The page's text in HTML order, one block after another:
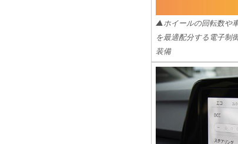
▲ホイールの回転数や
を最適配分する電子制
装備